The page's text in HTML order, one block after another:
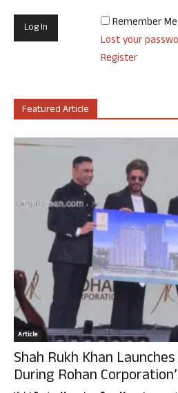
Remember Me
Lost your
Register
Featured Article
Article
Shah Rukh Khan
During Rohan